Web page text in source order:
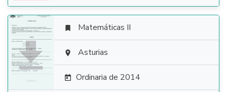

 Matemáticas II
 Asturias
 Ordinaria de 2014